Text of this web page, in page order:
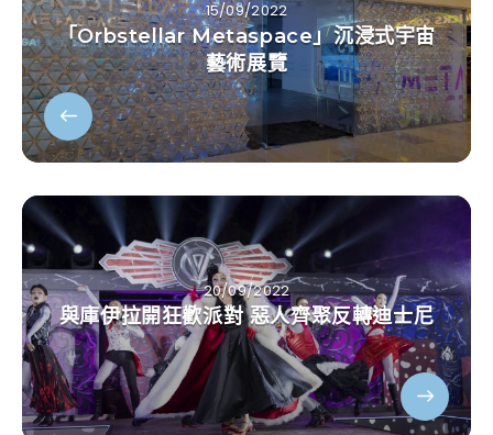
15/09/2022
「Orbstellar Metaspace」沉浸式宇宙
藝術展覽
20/09/2022
與庫伊拉開狂歡派對 惡人齊聚反轉迪士尼